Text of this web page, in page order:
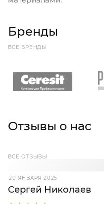
Бренды
ВСЕ БРЕНДЫ
Отзывы о нас
ВСЕ ОТЗЫВЫ
20 ЯНВАРЯ 2025
Сергей Николаев